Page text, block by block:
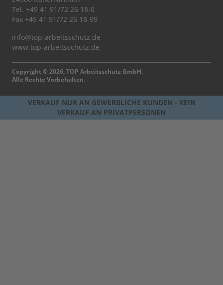
Tel. +49 41 91/72 26 18-0
Fax +49 41 91/72 26 18-99
info@top-arbeitsschutz.de
www.top-arbeitsschutz.de
Copyright © 2026, TOP Arbeitsschutz GmbH.
Alle Rechte Vorbehalten.
VERKAUF NUR AN GEWERBLICHE KUNDEN - KEIN
VERKAUF AN PRIVATPERSONEN